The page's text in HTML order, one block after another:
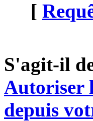
[
S'agit-il
Autoriser
depuis